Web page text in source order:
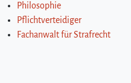
Philosophie
Pflichtverteidiger
Fachanwalt für Strafrecht